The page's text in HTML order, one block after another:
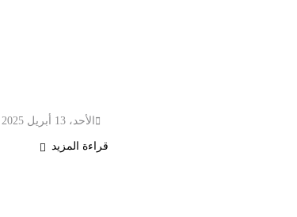
الأحد، 13 أبريل 2025
قراءة المزيد